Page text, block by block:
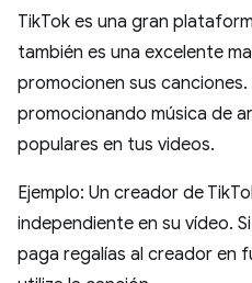
TikTok es una gran
también es una excelente
promocionen sus
promocionando música de
populares en tus videos.
Ejemplo: Un creador de
independiente en su vídeo.
paga regalías al creador en